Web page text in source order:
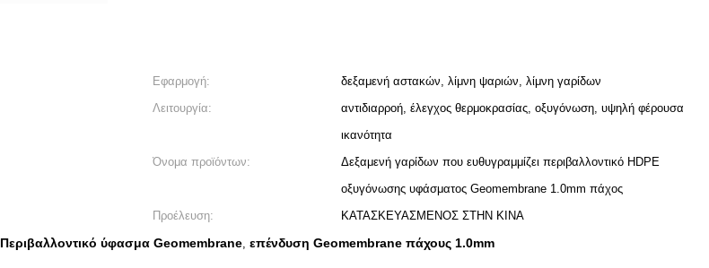
Εφαρμογή:
δεξαμενή αστακών, λίμνη ψαριών, λίμνη γαρίδων
Λειτουργία:
αντιδιαρροή, έλεγχος θερμοκρασίας, οξυγόνωση, υψηλή φέρουσα
ικανότητα
Όνομα προϊόντων:
Δεξαμενή γαρίδων που ευθυγραμμίζει περιβαλλοντικό HDPE
οξυγόνωσης υφάσματος Geomembrane 1.0mm πάχος
Προέλευση:
ΚΑΤΑΣΚΕΥΑΣΜΕΝΟΣ ΣΤΗΝ ΚΙΝΑ
Περιβαλλοντικό ύφασμα Geomembrane, επένδυση Geomembrane πάχους 1.0mm